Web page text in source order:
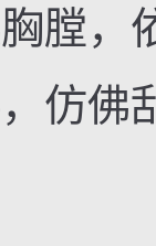
，
仿佛